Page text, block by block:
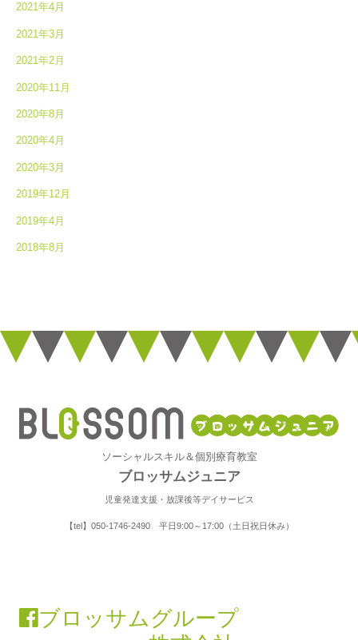
2021年4月
2021年3月
2021年2月
2020年11月
2020年8月
2020年4月
2020年3月
2019年12月
2019年4月
2018年8月
ソーシャルスキル＆個別療育教室
ブロッサムジュニア
児童発達支援・放課後等デイサービス
【tel】050-1746-2490 平日9:00～17:00（土日祝日休み）
ブロッサムグループ